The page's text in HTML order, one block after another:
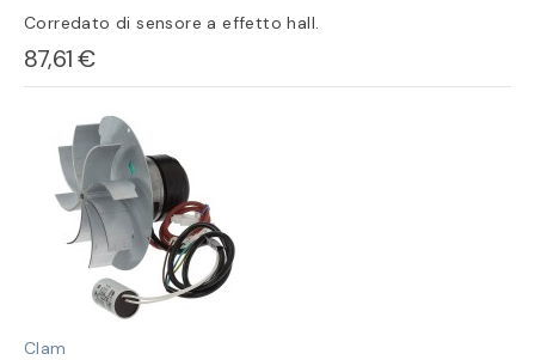
Corredato di sensore a effetto hall.
87,61 €
Clam